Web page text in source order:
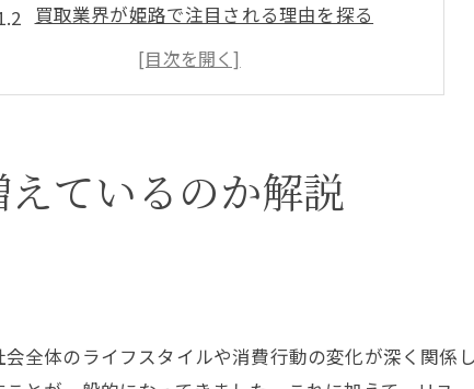
買取業界が姫路で注目される理由を探る
リユース市場拡大が姫路の買取に与える影響
需要増加と買取専門店の新たなトレンド
姫路で信頼できる買取とその判断基準を探る
信頼できる買取店を見極めるポイント
買取専門店選びで失敗しない注意点
ているのか解説
全体のライフスタイルや消費行動の変化が深く関係